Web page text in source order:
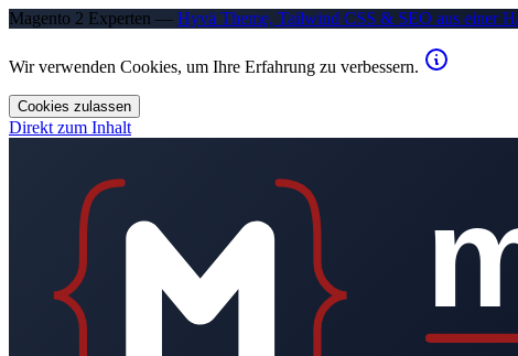
Magento 2 Experten — Hyvä Theme, Tailwind CSS & SEO aus einer
Wir verwenden Cookies, um Ihre Erfahrung zu verbessern.
Cookies zulassen
Direkt zum Inhalt